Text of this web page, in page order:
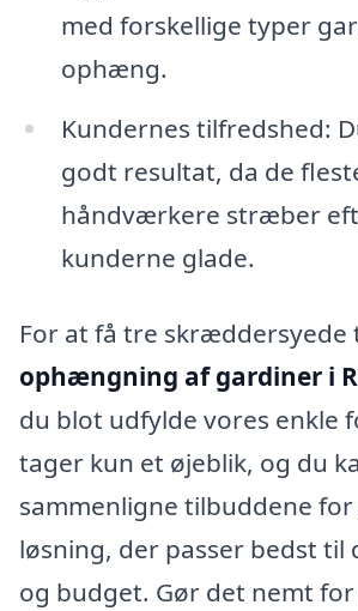
med forskellige typer
ophæng.
Kundernes tilfredshed:
godt resultat, da de
håndværkere stræber
kunderne glade.
For at få tre skræddersyede
ophængning af gardiner i
du blot udfylde vores enkle
tager kun et øjeblik, og du
sammenligne tilbuddene
løsning, der passer bedst til
og budget. Gør det nemt